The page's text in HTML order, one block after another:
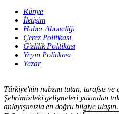
Künye
İletişim
Haber Aboneliği
Çerez Politikası
Gizlilik Politikası
Yayın Politikası
Yazar
Türkiye'nin nabzını tutan, tarafsız
Şehrimizdeki gelişmeleri yakından
anlayışımızla en doğru bilgiye ulaşın.